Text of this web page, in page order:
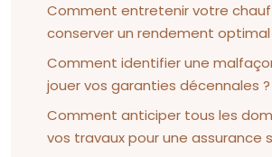
Comment entretenir votre
conserver un rendement optimal
Comment identifier une
jouer vos garanties décennales ?
Comment anticiper tous les
vos travaux pour une assurance